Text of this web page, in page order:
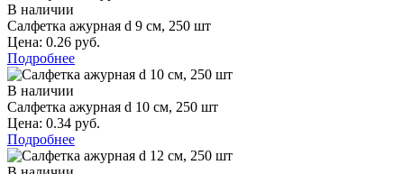
В наличии
Салфетка ажурная d 9 см, 250 шт
Цена: 0.26 руб.
Подробнее
В наличии
Салфетка ажурная d 10 см, 250 шт
Цена: 0.34 руб.
Подробнее